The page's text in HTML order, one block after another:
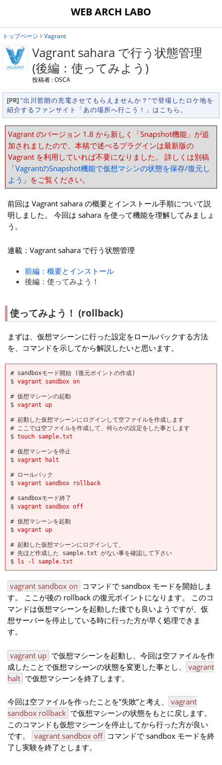
WEB ARCH LABO
トップページ Vagrant
Vagrant sahara で行う状態管理
(後編：使ってみよう)
投稿者 : OSCA
[PR]"出川哲朗の充電させてもらえませんか？"で登場したロケ地を
紹介するファンサイト「あの場所へ行こう！」はこちら。
Vagrant のバージョン 1.8 から新しく「Snapshot機能」が追
加されましたので、本稿で述べるプラグインは最新版の
Vagrant を利用していれば不要になりました。 詳しくは別稿
「VagrantのSnapshot機能で仮想マシンの状態を保存/復元し
よう 」をご覧ください。
前回は Vagrant sahara の概要とインストール手順について説
明しました。 今回は sahara を使って機能を理解してみましょ
う。
連載：Vagrant sahara で行う状態管理
前編：概要とインストール
後編：使ってみよう！
使ってみよう！ (rollback)
まずは、仮想マシーンに行った設定をロールバックする方法
を、コマンドを示してから解説したいと思います。
# sandboxモード開始 (復元ポイントの作成)
$ vagrant sandbox on
# 仮想マシーンの起動
$ vagrant up
# 起動した仮想マシーンにログインして空ファイルを作成します
# ここでは空ファイルを作成して、何らかの設定をした事とします
$ touch sample.txt
# 仮想マシーンを停止
$ vagrant halt
# ロールバック
$ vagrant sandbox rollback
# sandboxモード終了
$ vagrant sandbox off
# 仮想マシーンを起動
$ vagrant up
# 起動した仮想マシーンにログインして、
# 先ほど作成した sample.txt がない事を確認して下さい
$ ls -l sample.txt
vagrant sandbox on コマンドで sandbox モードを開始しま
す。 ここが後の rollback の復元ポイントになります。 このコ
マンドは仮想マシーンを起動した後でも良いようですが、仮
想サーバーを停止している時に行った方が早く処理できま
す。
vagrant up で仮想マシーンを起動し、今回は空ファイルを作
成したことで仮想マシーンの状態を変更した事とし、
vagrant
halt で仮想マシーンを終了します。
今回は空ファイルを作ったことを”失敗”と考え、
vagrant
sandbox rollback で仮想マシーンの状態をもとに戻します。
このコマンドも仮想マシーンを停止してから行った方が良い
です。
vagrant sandbox off コマンドで sandbox モードを終
了し実験を終了とします。